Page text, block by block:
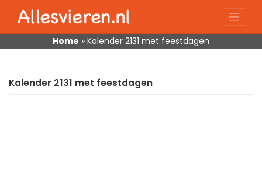
content
Home » Kalender 2131 met feestdagen
Kalender 2131 met feestdagen